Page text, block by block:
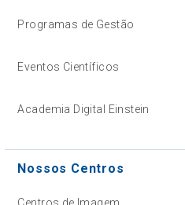
Programas de Gestão
Eventos Científicos
Academia Digital Einstein
Nossos Centros